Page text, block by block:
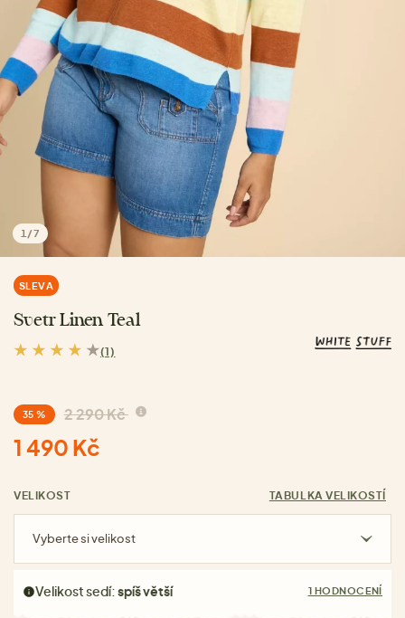
1 /7
SLEVA
Svetr Linen Teal
(1)
35 % 2 290 Kč
1 490 Kč
VELIKOST TABULKA VELIKOSTÍ
Vyberte si velikost
Velikost sedí:spíš větší 1 HODNOCENÍ